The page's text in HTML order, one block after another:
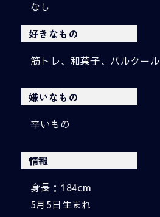
なし
好きなもの
筋トレ、和菓子、パルクール
嫌いなもの
辛いもの
情報
身長：184cm
5月5日生まれ